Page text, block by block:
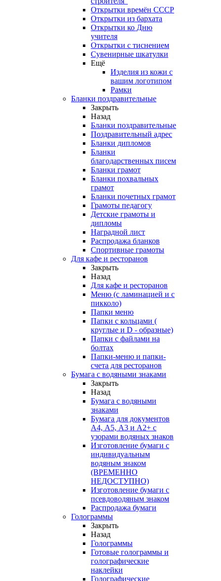
Открытки времён СССР
Открытки из бархата
Открытки ко Дню
учителя
Открытки с тиснением
Сувенирные шкатулки
Ещё
Изделия из кожи с
вашим логотипом
Рамки
Бланки поздравительные
Закрыть
Назад
Бланки поздравительные
Поздравительный адрес
Бланки дипломов
Бланки
благодарственных писем
Бланки грамот
Бланки похвальных
грамот
Бланки почетных грамот
Грамоты педагогу
Детские грамоты и
дипломы
Наградной лист
Распродажа бланков
Спортивные грамоты
Для кафе и ресторанов
Закрыть
Назад
Для кафе и ресторанов
Меню (с ламинацией и с
пикколо)
Папки меню
Папки с кольцами (
круглые и D - образные)
Папки с файлами на
болтах
Папки-меню и папки-
счета для ресторанов
Бумага с водяными знаками
Закрыть
Назад
Бумага с водяными
знаками
Бумага для документов
А4, А5, А3 и А2+ с
узорами водяных знаков
Изготовление бумаги с
индивидуальным
водяным знаком
(ВРЕМЕННО
НЕДОСТУПНО)
Изготовление бумаги с
псевдоводяным знаком
Распродажа бумаги
Голограммы
Закрыть
Назад
Голограммы
Готовые голограммы и
голографические
наклейки
Голографические